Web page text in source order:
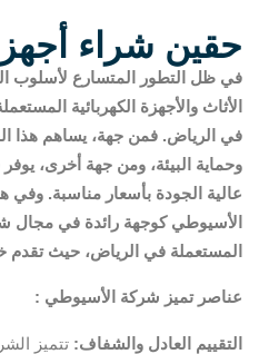
حقين شراء
في ظل التطور المتسارع لأسلوب
الأثاث والأجهزة الكهربائية
في الرياض. فمن جهة، يساهم هذا
وحماية البيئة، ومن جهة أخرى،
عالية الجودة بأسعار مناسبة. وفي
الأسيوطي كوجهة رائدة في مجال
المستعملة في الرياض، حيث تقدم
: عناصر تميز شركة الأسيوطي
التقييم العادل والشفاف: تتميز